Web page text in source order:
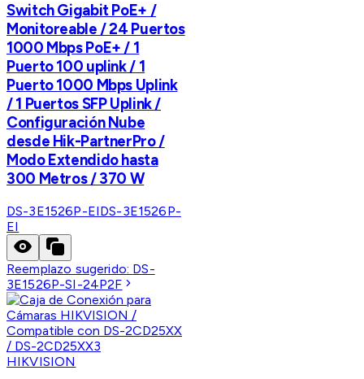
Switch Gigabit PoE+ /
Monitoreable / 24 Puertos
1000 Mbps PoE+ / 1
Puerto 100 uplink / 1
Puerto 1000 Mbps Uplink
/ 1 Puertos SFP Uplink /
Configuración Nube
desde Hik-PartnerPro /
Modo Extendido hasta
300 Metros / 370 W
DS-3E1526P-EIDS-3E1526P-
EI
Reemplazo sugerido: DS-
3E1526P-SI-24P2F
HIKVISION